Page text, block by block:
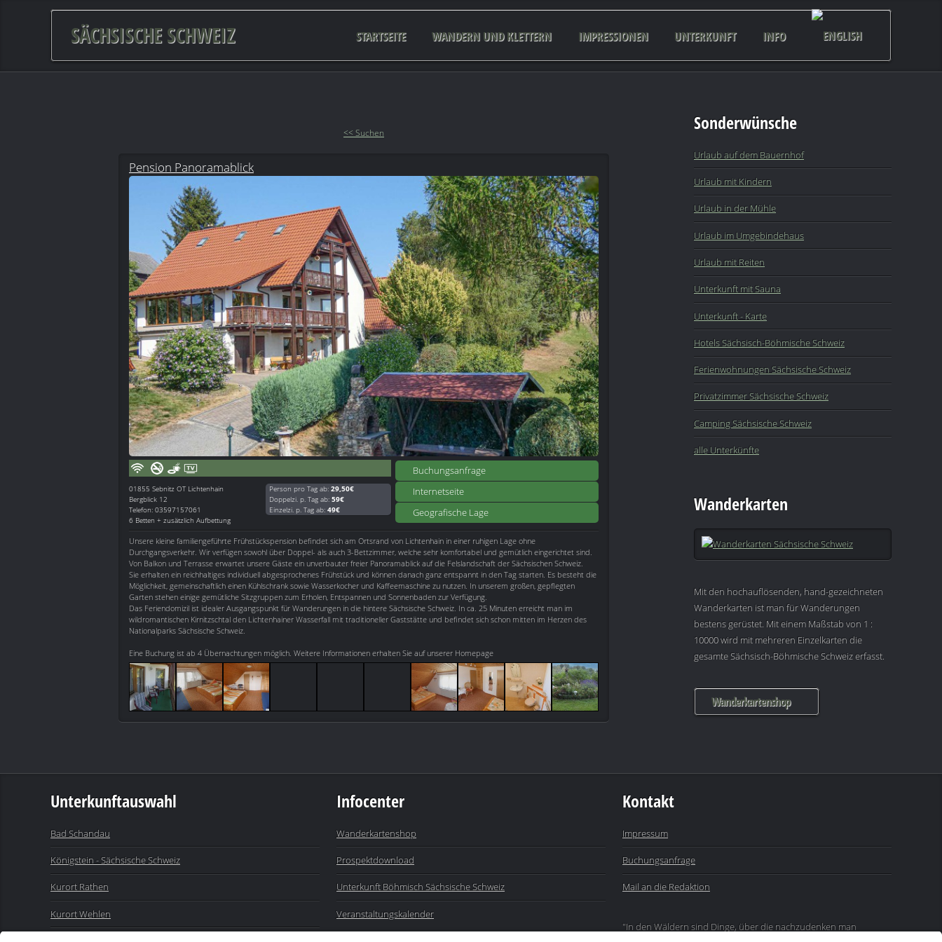
SÄCHSISCHE SCHWEIZ STARTSEITE WANDERN UND KLETTERN IMPRESSIONEN UNTERKUNFT INFO
<< Suchen
Pension Panoramablick
Buchungsanfrage
Internetseite
Geografische Lage
01855 Sebnitz OT Lichtenhain
Bergblick 12
Telefon: 03597157061
6 Betten + zusätzlich Aufbettung
Person pro Tag ab: 29,50€
Doppelzi. p. Tag ab: 59€
Einzelzi. p. Tag ab: 49€
Unsere kleine familiengeführte Frühstückspension befindet sich am Ortsrand von Lichtenhain in einer ruhigen Lage ohne
Durchgangsverkehr. Wir verfügen sowohl über Doppel- als auch 3-Bettzimmer, welche sehr komfortabel und gemütlich eingerichtet sind.
Von Balkon und Terrasse erwartet unsere Gäste ein unverbauter freier Panoramablick auf die Felslandschaft der Sächsischen Schweiz.
Sie erhalten ein reichhaltiges individuell abgesprochenes Frühstück und können danach ganz entspannt in den Tag starten. Es besteht die
Möglichkeit, gemeinschaftlich einen Kühlschrank sowie Wasserkocher und Kaffeemaschine zu nutzen. In unserem großen, gepflegten
Garten stehen einige gemütliche Sitzgruppen zum Erholen, Entspannen und Sonnenbaden zur Verfügung.
Das Feriendomizil ist idealer Ausgangspunkt für Wanderungen in die hintere Sächsische Schweiz. In ca. 25 Minuten erreicht man im
wildromantischen Kirnitzschtal den Lichtenhainer Wasserfall mit traditioneller Gaststätte und befindet sich schon mitten im Herzen des
Nationalparks Sächsische Schweiz.
Eine Buchung ist ab 4 Übernachtungen möglich. Weitere Informationen erhalten Sie auf unserer Homepage
Sonderwünsche
Urlaub auf dem Bauernhof
Urlaub mit Kindern
Urlaub in der Mühle
Urlaub im Umgebindehaus
Urlaub mit Reiten
Unterkunft mit Sauna
Unterkunft - Karte
Hotels Sächsisch-Böhmische Schweiz
Ferienwohnungen Sächsische Schweiz
Privatzimmer Sächsische Schweiz
Camping Sächsische Schweiz
alle Unterkünfte
Wanderkarten
Mit den hochauflösenden, hand-gezeichneten
Wanderkarten ist man für Wanderungen
bestens gerüstet. Mit einem Maßstab von 1 :
10000 wird mit mehreren Einzelkarten die
gesamte Sächsisch-Böhmische Schweiz erfasst.
Wanderkartenshop
Unterkunftauswahl
Bad Schandau
Königstein - Sächsische Schweiz
Kurort Rathen
Kurort Wehlen
Infocenter
Wanderkartenshop
Prospektdownload
Unterkunft Böhmisch Sächsische Schweiz
Veranstaltungskalender
Kontakt
Impressum
Buchungsanfrage
Mail an die Redaktion
"In den Wäldern sind Dinge, über die nachzudenken man